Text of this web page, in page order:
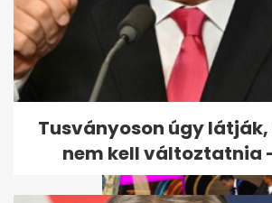
Bors:
Edina és G.w.M
Tusványoson úgy
nem kell változtatnia